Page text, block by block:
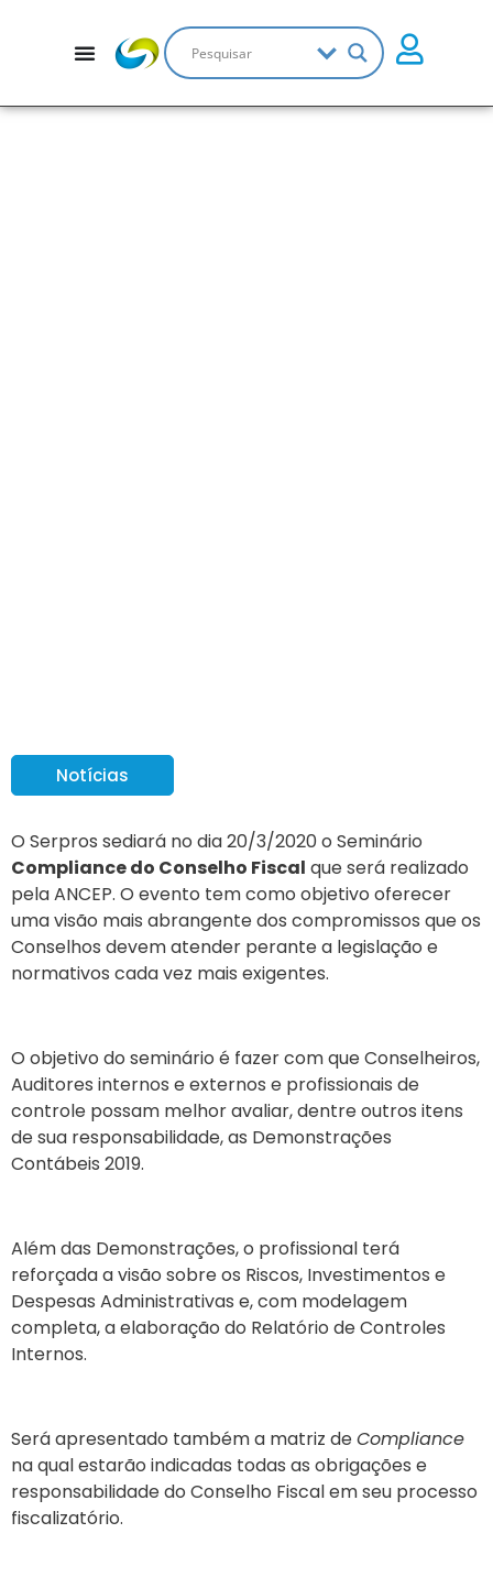
Notícias
O Serpros sediará no dia 20/3/2020 o Seminário
Compliance do Conselho Fiscal que será realizado
pela ANCEP. O evento tem como objetivo oferecer
uma visão mais abrangente dos compromissos que os
Conselhos devem atender perante a legislação e
normativos cada vez mais exigentes.
O objetivo do seminário é fazer com que Conselheiros,
Auditores internos e externos e profissionais de
controle possam melhor avaliar, dentre outros itens
de sua responsabilidade, as Demonstrações
Contábeis 2019.
Além das Demonstrações, o profissional terá
reforçada a visão sobre os Riscos, Investimentos e
Despesas Administrativas e, com modelagem
completa, a elaboração do Relatório de Controles
Internos.
Será apresentado também a matriz deCompliance
na qual estarão indicadas todas as obrigações e
responsabilidade do Conselho Fiscal em seu processo
fiscalizatório.